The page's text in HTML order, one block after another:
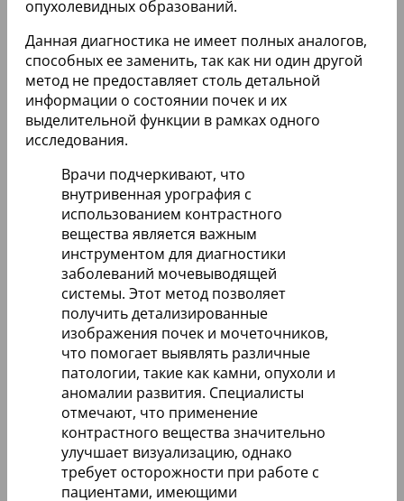
опухолевидных образований.
Данная диагностика не имеет полных аналогов,
способных ее заменить, так как ни один другой
метод не предоставляет столь детальной
информации о состоянии почек и их
выделительной функции в рамках одного
исследования.
Врачи подчеркивают, что
внутривенная урография с
использованием контрастного
вещества является важным
инструментом для диагностики
заболеваний мочевыводящей
системы. Этот метод позволяет
получить детализированные
изображения почек и мочеточников,
что помогает выявлять различные
патологии, такие как камни, опухоли и
аномалии развития. Специалисты
отмечают, что применение
контрастного вещества значительно
улучшает визуализацию, однако
требует осторожности при работе с
пациентами, имеющими